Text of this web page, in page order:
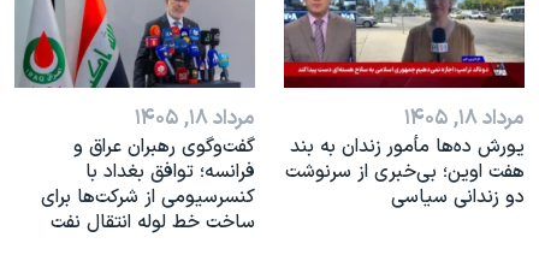
مرداد ۱۸, ۱۴۰۵
یورش ده‌ها مأمور زندان به بند
هفت اوین؛ بی‌خبری از سرنوشت
دو زندانی سیاسی
مرداد ۱۸, ۱۴۰۵
گفت‌وگوی رهبران عراق و
فرانسه؛ توافق بغداد با
کنسرسیومی از شرکت‌ها برای
ساخت خط لوله انتقال نفت